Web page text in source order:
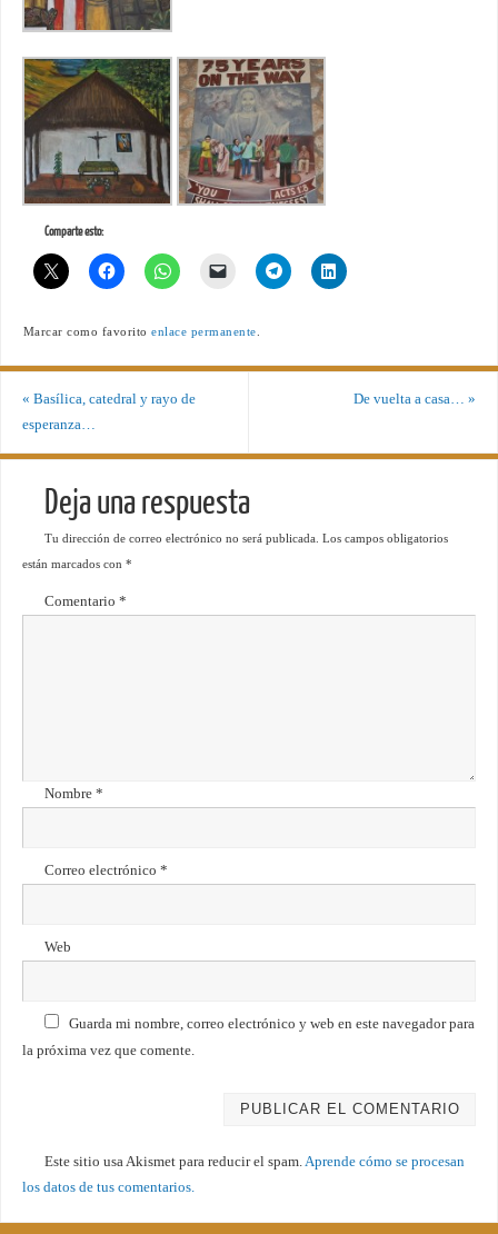
Comparte esto:
Marcar como favoritoenlace permanente
« Basílica, catedral y rayo de
esperanza…
De vuelta a casa…»
Deja una respuesta
Tu dirección de correo electrónico no será publicada. Los campos obligatorios
están marcados con *
Comentario *
Nombre *
Correo electrónico *
Web
Guarda mi nombre, correo electrónico y web en este navegador para
la próxima vez que comente.
Este sitio usa Akismet para reducir el spam.Aprende cómo se procesan
los datos de tus comentarios.